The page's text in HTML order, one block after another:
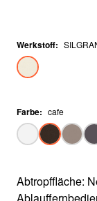
Werkstoff:
Farbe: cafe
Abtropffläche: